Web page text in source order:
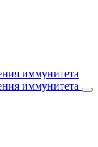
иммунитета
иммунитета